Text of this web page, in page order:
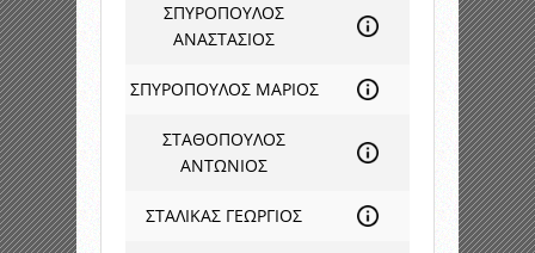
ΣΠΥΡΟΠΟΥΛΟΣ
ΑΝΑΣΤΑΣΙΟΣ
ΣΠΥΡΟΠΟΥΛΟΣ ΜΑΡΙΟΣ
ΣΤΑΘΟΠΟΥΛΟΣ
ΑΝΤΩΝΙΟΣ
ΣΤΑΛΙΚΑΣ ΓΕΩΡΓΙΟΣ